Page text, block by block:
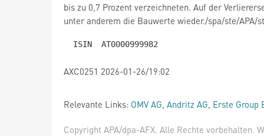
bis zu 0,7 Prozent verzeichneten. Auf der
unter anderem die Bauwerte wieder./spa/ste/APA/
AXC0251 2026-01-26/19:02
Relevante Links: OMV AG, Andritz AG, Erste Group
Copyright APA/dpa-AFX. Alle Rechte vorbehalten.